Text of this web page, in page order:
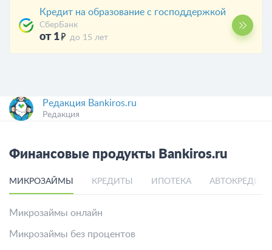
Кредит на образование с господдержкой
СберБанк
от 1 до 15 лет
Редакция Bankiros.ru
Редакция
Финансовые продукты Bankiros.ru
МИКРОЗАЙМЫ КРЕДИТЫ ИПОТЕКА
Микрозаймы онлайн
Микрозаймы без процентов